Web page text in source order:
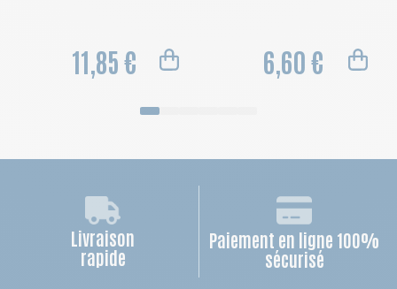
11,85 € 6,60 €
Livraison
rapide
Paiement en ligne 100%
sécurisé